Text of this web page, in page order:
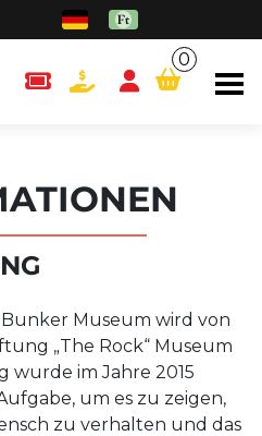
content.cart
0
Museum wird von
„The Rock“ Museum
wurde im Jahre 2015
um es zu zeigen,
zu verhalten und das